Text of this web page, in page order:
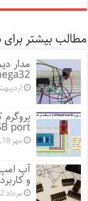
مطالب بیشتر
اردیبهشت
port
مهر 18, 1399
آپ
و
مرداد 12, 1397